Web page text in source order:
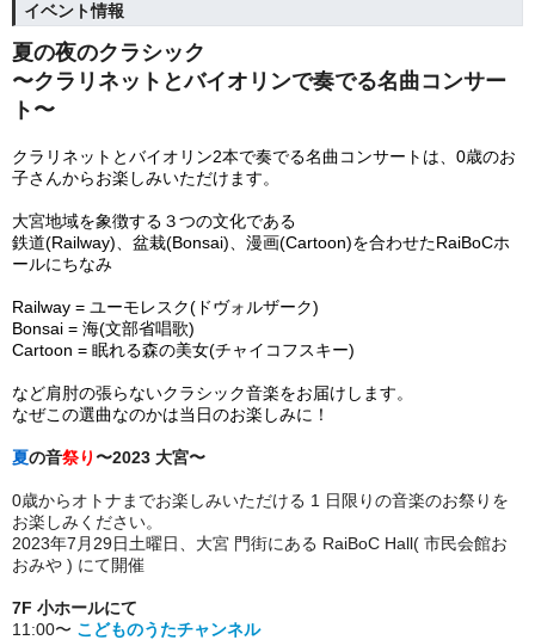
イベント情報
夏の夜のクラシック
〜クラリネットとバイオリンで奏でる名曲コンサー
ト〜
クラリネットとバイオリン2本で奏でる名曲コンサートは、0歳のお
子さんからお楽しみいただけます。
大宮地域を象徴する３つの文化である
鉄道(Railway)、盆栽(Bonsai)、漫画(Cartoon)を合わせたRaiBoCホ
ールにちなみ
Railway = ユーモレスク(ドヴォルザーク)
Bonsai = 海(文部省唱歌)
Cartoon = 眠れる森の美女(チャイコフスキー)
など肩肘の張らないクラシック音楽をお届けします。
なぜこの選曲なのかは当日のお楽しみに！
夏の音祭り〜2023 大宮〜
0歳からオトナまでお楽しみいただける 1 日限りの音楽のお祭りを
お楽しみください。
2023年7月29日土曜日、大宮 門街にある RaiBoC Hall( 市民会館お
おみや ) にて開催
7F 小ホールにて
11:00〜 こどものうたチャンネル